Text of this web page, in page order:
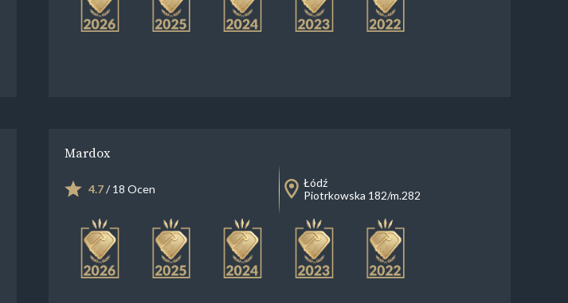
Mardox
4.7/ 18 Ocen
Łódź
Piotrkowska 182/m.282